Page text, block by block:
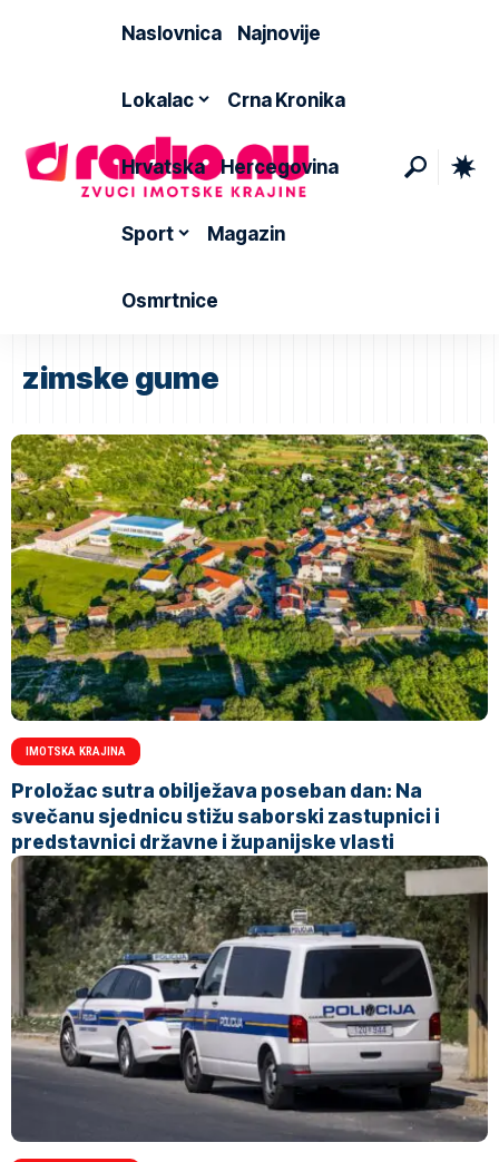
Naslovnica Najnovije
Lokalac Crna Kronika
Hrvatska Hercegovina
Sport Magazin
Osmrtnice
zimske gume
IMOTSKA KRAJINA
Proložac sutra obilježava poseban dan: Na
svečanu sjednicu stižu saborski zastupnici i
predstavnici državne i županijske vlasti